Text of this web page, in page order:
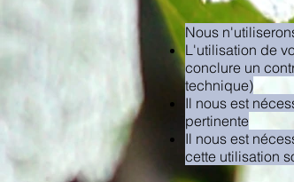
Nous
L'utilisation de
conclure un
technique)
Il nous est
pertinente
Il nous est
cette utilisation